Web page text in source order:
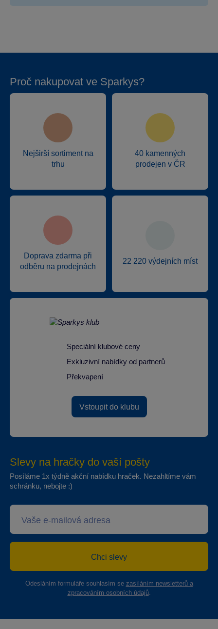
Proč nakupovat ve Sparkys?
Nejširší sortiment na
trhu
40 kamenných
prodejen v ČR
Doprava zdarma při
odběru na prodejnách
22 220 výdejních míst
Speciální klubové ceny
Exkluzivní nabídky od partnerů
Překvapení
Vstoupit do klubu
Slevy na hračky do vaší pošty
Posíláme 1x týdně akční nabídku hraček. Nezahltíme vám
schránku, nebojte :)
Chci slevy
Odesláním formuláře souhlasím se zasíláním newsletterů a
zpracováním osobních údajů.